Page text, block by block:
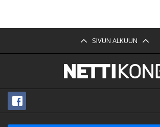
SIVUN ALKUUN